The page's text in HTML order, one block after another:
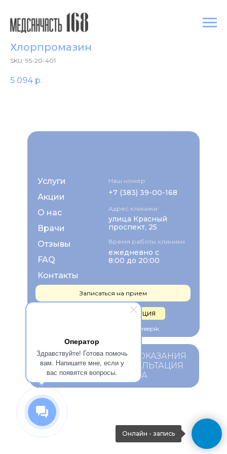
Оператор
Здравствуйте! Готова помочь
вам. Напишите мне, если у
вас появятся вопросы.
Хлорпромазин
SKU: 95-20-401
5 094 р.
Услуги
Правовая информация
Акции
Врачи
О нас
+7 (383) 39-00-168
Отзывы
FAQ
Контакты
Наш номер
ежедневно с
8:00 до 20:00
Время работы клиники
Адрес клиники
улица Красный
проспект, 25
Записаться на прием
Изображения взяты с Freepik
ИМЕЮТСЯ ПРОТИВОПОКАЗАНИЯ.
НЕОБХОДИМА КОНСУЛЬТАЦИЯ
СПЕЦИАЛИСТА
Онлайн - запись